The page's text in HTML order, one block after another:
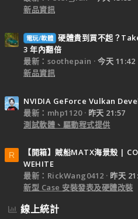
新品資訊
電玩/軟體 硬體貴到買不起？
3 年內翻倍
最新：soothepain
今天 11:42
新品資訊
NVIDIA GeForce Vulkan
最新：mhp1120
昨天 21:57
測試軟體、驅動程式提供
R
【開箱】賊船MATX海景殼 |
WEHITE
最新：RickWang0412
昨天
新型 Case 安裝發表及硬體改裝
線上統計